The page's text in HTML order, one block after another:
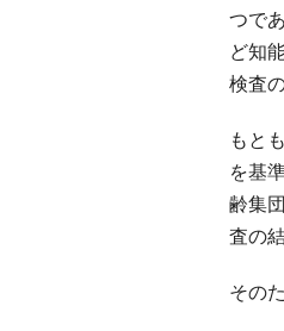
つで
ど知
検査
もと
を基
齢集
査の
その